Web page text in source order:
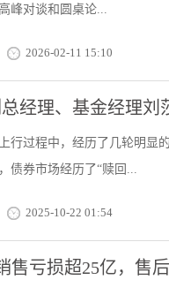
峰对谈和圆桌论...
2026-02-11 15:10
经理、基金经理
行过程中，经历了几轮明显
债券市场经历了“赎回...
2025-10-22 01:54
售亏损超25亿，售